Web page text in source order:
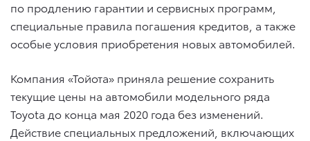
по продлению гарантии и сервисных программ,
специальные правила погашения кредитов, а также
особые условия приобретения новых автомобилей.
Компания «Тойота» приняла решение сохранить
текущие цены на автомобили модельного ряда
Toyota до конца мая 2020 года без изменений.
Действие специальных предложений, включающих